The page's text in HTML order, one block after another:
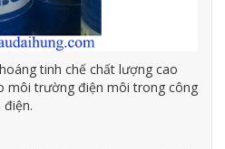
tinh chế chất lượng cao
môi trường điện môi trong công
điện.